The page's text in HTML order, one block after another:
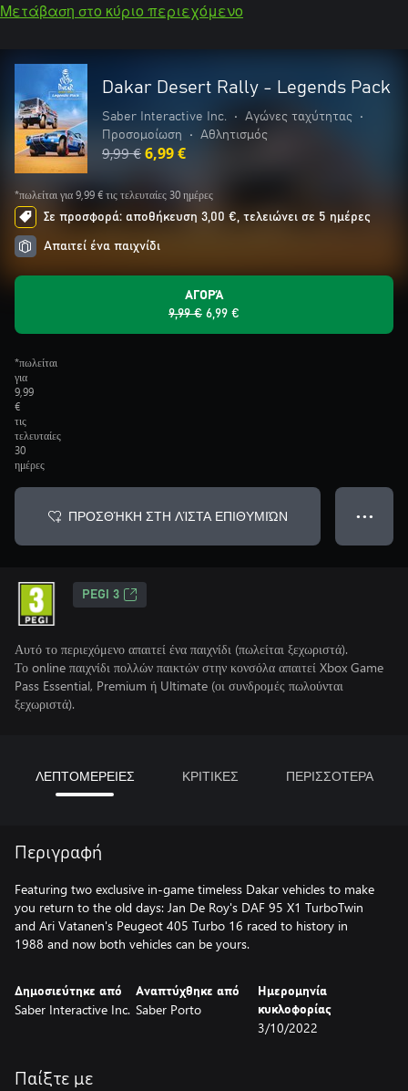
Μετάβαση στο κύριο περιεχόμενο
Dakar Desert Rally - Legends Pack
Saber Interactive Inc. • Αγώνες ταχύτητας
•
Προσομοίωση
• Αθλητισμός
9,99 €6,99 €
*πωλείται για 9,99 € τις τελευταίες 30 ημέρες
Σε προσφορά: αποθήκευση 3,00 €, τελειώνει σε 5 ημέρες
Απαιτεί ένα παιχνίδι
ΑΓΟΡΆ
9,99 € 6,99 €
*πωλείται
για
9,99
€
τις
τελευταίες
30
ημέρες
ΠΡΟΣΘΉΚΗ ΣΤΗ ΛΊΣΤΑ ΕΠΙΘΥΜΙΏΝ ● ● ●
PEGI 3
Αυτό το περιεχόμενο απαιτεί ένα παιχνίδι (πωλείται ξεχωριστά).
Το online παιχνίδι πολλών παικτών στην κονσόλα απαιτεί Xbox Game
Pass Essential, Premium ή Ultimate (οι συνδρομές πωλούνται
ξεχωριστά).
ΛΕΠΤΟΜΕΡΕΙΕΣ ΚΡΙΤΙΚΕΣ ΠΕΡΙΣΣΟΤΕΡΑ
Περιγραφή
Featuring two exclusive in-game timeless Dakar vehicles to make
you return to the old days: Jan De Roy's DAF 95 X1 TurboTwin
and Ari Vatanen's Peugeot 405 Turbo 16 raced to history in
1988 and now both vehicles can be yours.
Δημοσιεύτηκε από
Saber Interactive Inc.
Αναπτύχθηκε από
Saber Porto
Ημερομηνία
κυκλοφορίας
3/10/2022
Παίξτε με